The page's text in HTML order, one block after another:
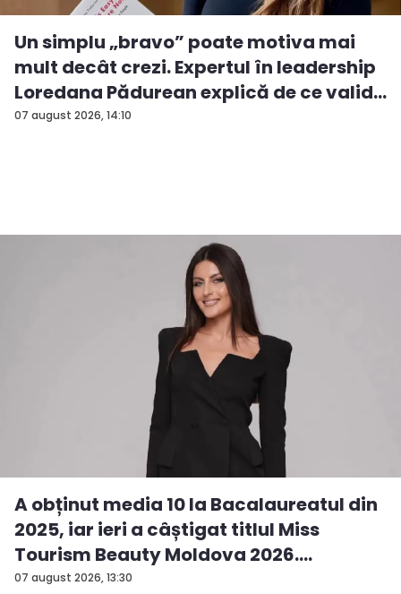
07 august 2026, 14:10
Un simplu „bravo” poate motiva mai
mult decât crezi. Expertul în leadership
Loredana Pădurean explică de ce valid...
07 august 2026, 13:30
A obținut media 10 la Bacalaureatul din
2025, iar ieri a câștigat titlul Miss
Tourism Beauty Moldova 2026.
Andreea...